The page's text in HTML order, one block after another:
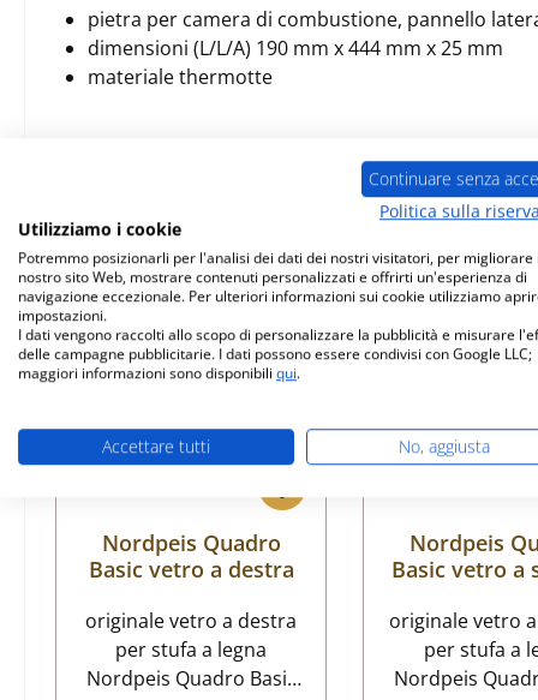
pietra per camera di combustione, pannello
dimensioni (L/L/A) 190 mm x 444 mm x 25 mm
materiale thermotte
Salta la galleria dei prodotti
Solo 4 disponibili
Nordpeis Quadro
Basic vetro a destra
originale vetro a destra
per stufa a legna
Nordpeis Quadro Basic
Solo 3
Nordpeis
Basic vetro a
originale vetro
per stufa a
Nordpeis
Continuare senza
Politica sulla
Utilizziamo i cookie
Potremmo posizionarli per l'analisi dei dati dei nostri visitatori, per migliorare
nostro sito Web, mostrare contenuti personalizzati e offrirti un'esperienza di
navigazione eccezionale. Per ulteriori informazioni sui cookie utilizziamo
impostazioni.
I dati vengono raccolti allo scopo di personalizzare la pubblicità e misurare
delle campagne pubblicitarie. I dati possono essere condivisi con Google LLC;
maggiori informazioni sono disponibili qui.
Accettare tutti No, aggiusta